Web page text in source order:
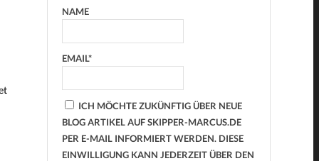
NAME
EMAIL*
ICH MÖCHTE ZUKÜNFTIG ÜBER NEUE
BLOG ARTIKEL AUF SKIPPER-MARCUS.DE
PER E-MAIL INFORMIERT WERDEN. DIESE
EINWILLIGUNG KANN JEDERZEIT ÜBER DEN